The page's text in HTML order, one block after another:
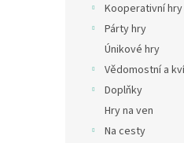
Kooperativní hry
Párty hry
Únikové hry
Vědomostní a
Doplňky
Hry na ven
Na cesty